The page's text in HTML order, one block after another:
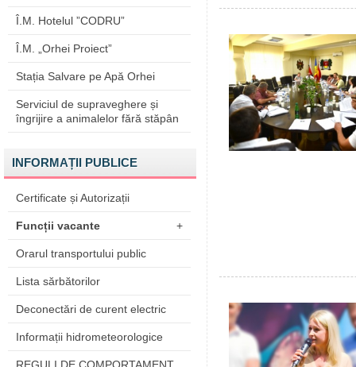
Î.M. Hotelul ”CODRU”
Î.M. „Orhei Proiect”
Stația Salvare pe Apă Orhei
Serviciul de supraveghere și
îngrijire a animalelor fără stăpân
INFORMAȚII PUBLICE
Certificate și Autorizații
Funcții vacante +
Orarul transportului public
Lista sărbătorilor
Deconectări de curent electric
Informații hidrometeorologice